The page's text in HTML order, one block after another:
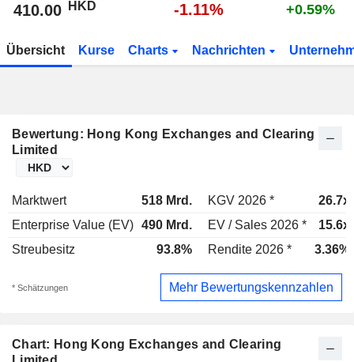
410.00 HKD -1.11% +0.59%
Übersicht Kurse Charts Nachrichten
Bewertung: Hong Kong Exchanges and Clearing
Limited
Marktwert 518 Mrd. KGV 2026 *
26.7x
Enterprise Value (EV) 490 Mrd. EV / Sales 2026 *
15.6x
Streubesitz
93.8% Rendite 2026 * 3.36%
* Schätzungen Mehr Bewertungskennzahlen
Chart: Hong Kong Exchanges and Clearing